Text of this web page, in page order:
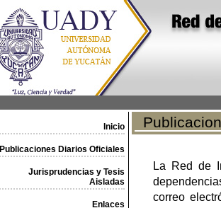
Inicio
Publicaciones Diarios Oficiales
Jurisprudencias y Tesis
Aisladas
Enlaces
La Red de
correo